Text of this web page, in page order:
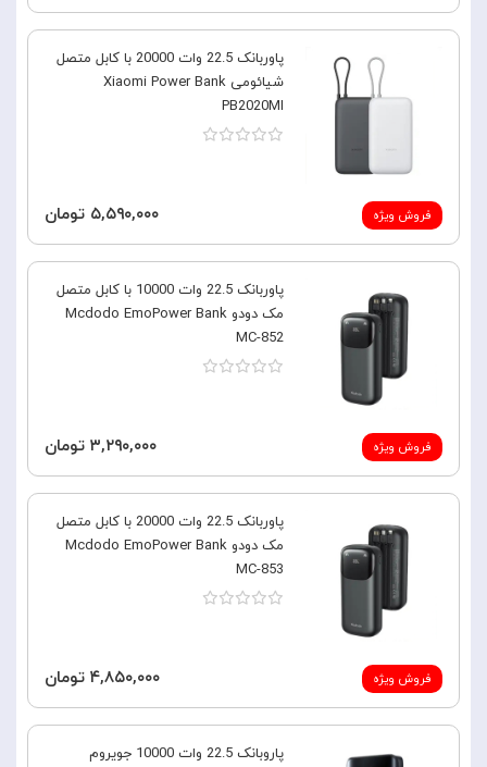
فروش ویژه
پاوربانک 22.5 وات 20000 با کابل متصل
شیائومی Xiaomi Power Bank
PB2020MI
۵,۵۹۰,۰۰۰ تومان
فروش ویژه
پاوربانک 22.5 وات 10000 با کابل متصل
مک دودو Mcdodo EmoPower Bank
MC-852
۳,۲۹۰,۰۰۰ تومان
فروش ویژه
پاوربانک 22.5 وات 20000 با کابل متصل
مک دودو Mcdodo EmoPower Bank
MC-853
۴,۸۵۰,۰۰۰ تومان
پاروبانک 22.5 وات 10000 جویروم